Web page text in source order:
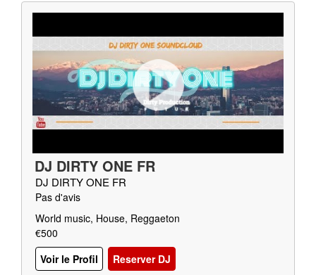
DJ DIRTY ONE FR
DJ DIRTY ONE FR
Pas d'avis
World music, House, Reggaeton
€500
Voir le Profil
Reserver DJ